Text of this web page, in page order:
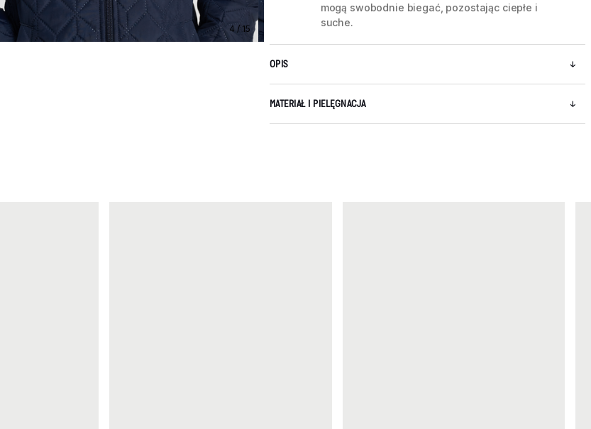
4 / 15
mogą swobodnie biegać, pozostając ciepłe i
suche.
OPIS
MATERIAŁ I PIELĘGNACJA